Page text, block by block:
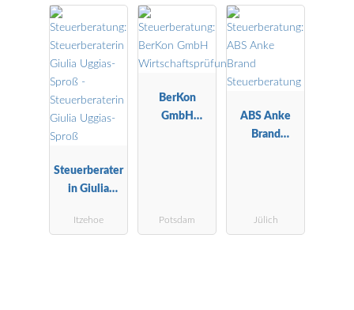
Steuerberater
in Giulia
Itzehoe
BerKon
GmbH
Potsdam
ABS Anke
Brand
Jülich